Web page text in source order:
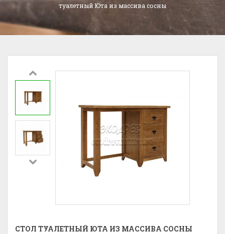
туалетный Юта из массива сосны
СТОЛ ТУАЛЕТНЫЙ ЮТА ИЗ МАССИВА СОСНЫ